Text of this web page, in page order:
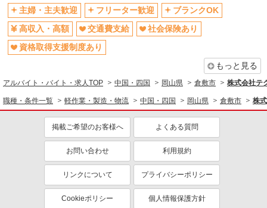
主婦・主夫歓迎
フリーター歓迎
ブランクOK
高収入・高額
交通費支給
社会保険あり
資格取得支援制度あり
もっと見る
アルバイト・バイト・求人TOP 中国・四国 岡山県 倉敷市 株式会社テ
職種・条件一覧 軽作業・製造・物流 中国・四国 岡山県 倉敷市 株
掲載ご希望のお客様へ よくある質問
お問い合わせ 利用規約
リンクについて プライバシーポリシー
Cookieポリシー 個人情報保護方針